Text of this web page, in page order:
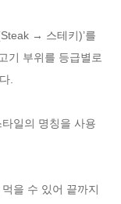
→ 스테키)’를
기 부위를 등급별로
.
일의 명칭을 사용
을 수 있어 끝까지